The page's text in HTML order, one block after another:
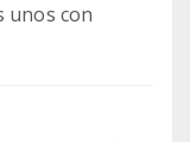
unos con